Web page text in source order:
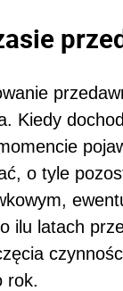
Kiedy
o tyle
ilu latach
rok.